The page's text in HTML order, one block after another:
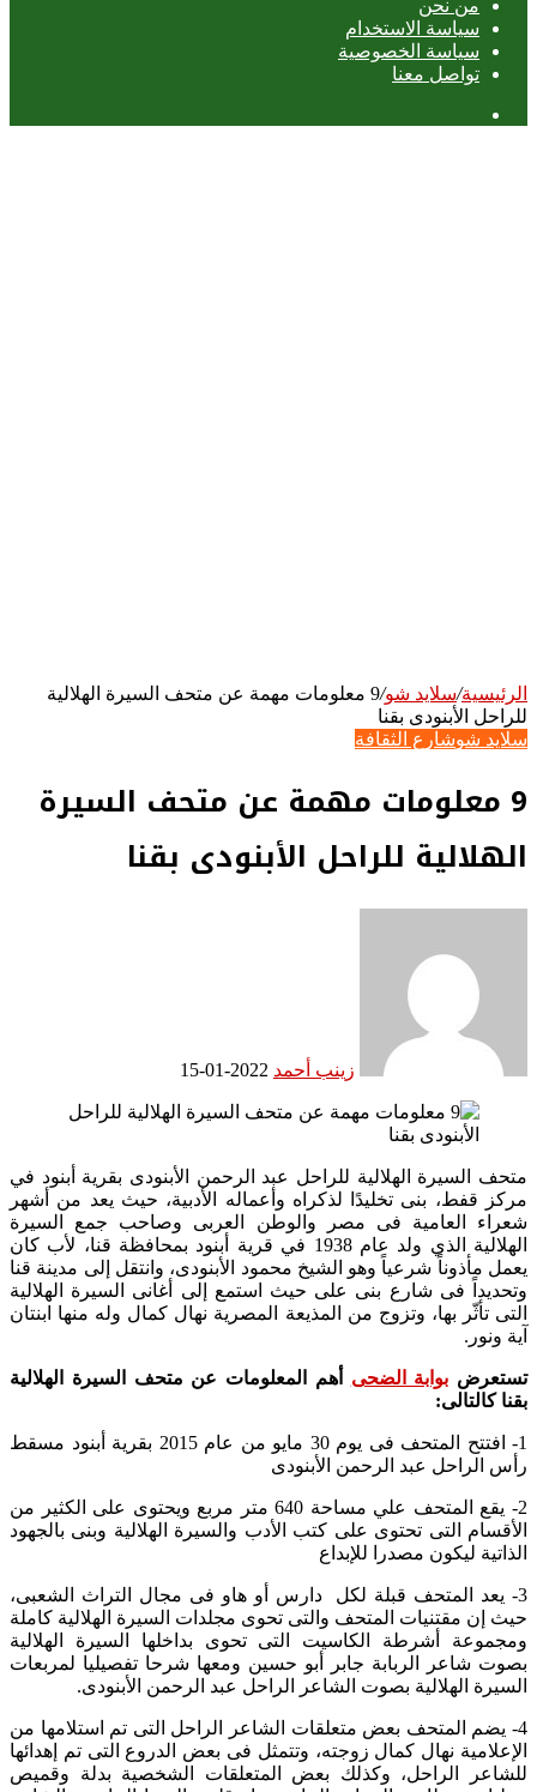
من نحن
سياسة الاستخدام
سياسة الخصوصية
تواصل معنا
الرئيسية/سلايد شو/
9 معلومات مهمة عن متحف السيرة الهلالية
للراحل الأبنودى بقنا
سلايد شوشارع الثقافة
9 معلومات مهمة عن متحف السيرة
الهلالية للراحل الأبنودى بقنا
زينب أحمد 2022-01-15
متحف السيرة الهلالية للراحل عبد الرحمن الأبنودى بقرية أبنود في
مركز قفط، بنى تخليدًا لذكراه وأعماله الأدبية، حيث يعد من أشهر
شعراء العامية فى مصر والوطن العربى وصاحب جمع السيرة
الهلالية الذي ولد عام 1938 في قرية أبنود بمحافظة قنا، لأب كان
يعمل مأذوناً شرعياً وهو الشيخ محمود الأبنودى، وانتقل إلى مدينة قنا
وتحديداً فى شارع بنى على حيث استمع إلى أغانى السيرة الهلالية
التى تأثّر بها، وتزوج من المذيعة المصرية نهال كمال وله منها ابنتان
آية ونور.
تستعرض بوابة الضحى أهم المعلومات عن متحف السيرة الهلالية
بقنا كالتالى:
1- افتتح المتحف فى يوم 30 مايو من عام 2015 بقرية أبنود مسقط
رأس الراحل عبد الرحمن الأبنودى
2- يقع المتحف علي مساحة 640 متر مربع ويحتوى على الكثير من
الأقسام التى تحتوى على كتب الأدب والسيرة الهلالية وبنى بالجهود
الذاتية ليكون مصدرا للإبداع
3- يعد المتحف قبلة لكل دارس أو هاو فى مجال التراث الشعبى،
حيث إن مقتنيات المتحف والتى تحوى مجلدات السيرة الهلالية كاملة
ومجموعة أشرطة الكاسيت التى تحوى بداخلها السيرة الهلالية
بصوت شاعر الربابة جابر أبو حسين ومعها شرحا تفصيليا لمربعات
السيرة الهلالية بصوت الشاعر الراحل عبد الرحمن الأبنودى.
4- يضم المتحف بعض متعلقات الشاعر الراحل التى تم استلامها من
الإعلامية نهال كمال زوجته، وتتمثل فى بعض الدروع التى تم إهدائها
للشاعر الراحل، وكذلك بعض المتعلقات الشخصية بدلة وقميص